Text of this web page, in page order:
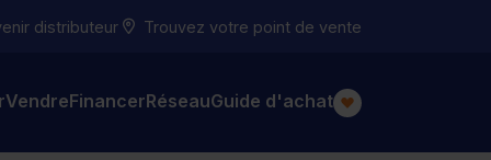
distributeur Trouvez votre point de vente
VendreFinancerRéseauGuide d'achat